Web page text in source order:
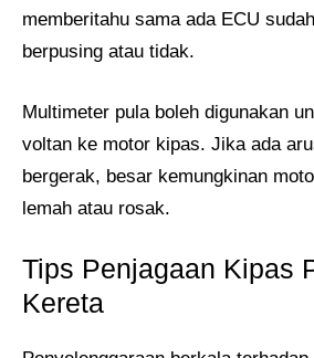
memberitahu sama ada ECU
berpusing atau tidak.
Multimeter pula boleh digunakan
voltan ke motor kipas. Jika ada
bergerak, besar kemungkinan
lemah atau rosak.
Tips Penjagaan Kipas
Kereta